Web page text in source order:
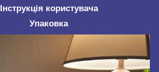
Інструкція користувача
Упаковка